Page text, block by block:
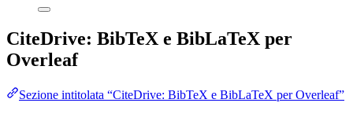
CiteDrive: BibTeX e BibLaTeX per
Overleaf
Sezione intitolata “CiteDrive: BibTeX e BibLaTeX per Overleaf”